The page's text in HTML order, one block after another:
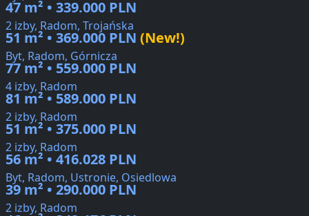
47 m² • 339.000 PLN
2 izby, Radom, Trojańska
51 m² • 369.000 PLN (New!)
Byt, Radom, Górnicza
77 m² • 559.000 PLN
4 izby, Radom
81 m² • 589.000 PLN
2 izby, Radom
51 m² • 375.000 PLN
2 izby, Radom
56 m² • 416.028 PLN
Byt, Radom, Ustronie, Osiedlowa
39 m² • 290.000 PLN
2 izby, Radom